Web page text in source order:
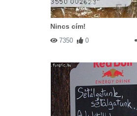
Nincs cím!
7350 0